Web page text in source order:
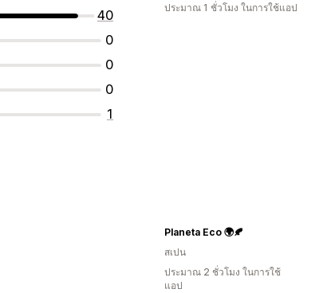
40
0
0
0
1
ประมาณ 1 ชั่วโมง ในการใช้แอป
Planeta Eco 🌍🍂
สเปน
ประมาณ 2 ชั่วโมง ในการใช้
แอป